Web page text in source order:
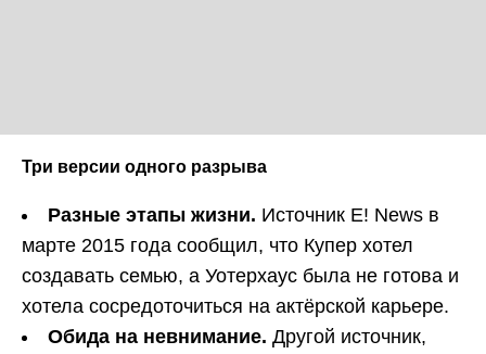
Три версии одного разрыва
Разные этапы жизни. Источник E! News в
марте 2015 года сообщил, что Купер хотел
создавать семью, а Уотерхаус была не готова и
хотела сосредоточиться на актёрской карьере.
Обида на невнимание. Другой источник,